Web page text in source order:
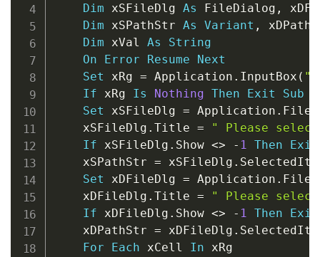
Dim xSFileDlg As FileDialog ,
Dim xSPathStr As Variant ,
Dim xVal As
String
On
Error Resume
Next
Set xRg = Application . InputBox (
If xRg Is Nothing Then Exit
Sub
Set xSFileDlg = Application .
    xSFileDlg
. Title =
" Please
If xSFileDlg . Show <> - 1 Then
Exit
    xSPathStr
= xSFileDlg .
Set xDFileDlg = Application .
    xDFileDlg
. Title =
" Please
If xDFileDlg . Show <> - 1 Then
Exit
    xDPathStr
= xDFileDlg .
For
Each xCell In xRg